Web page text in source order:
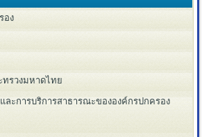
อง
ทรวงมหาดไทย
ละการบริการสาธารณะขององค์กรปกครอง